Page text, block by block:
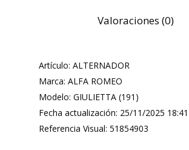
Valoraciones (0)
Artículo: ALTERNADOR
Marca: ALFA ROMEO
Modelo: GIULIETTA (191)
Fecha actualización: 25/11/2025 18:41
Referencia Visual: 51854903